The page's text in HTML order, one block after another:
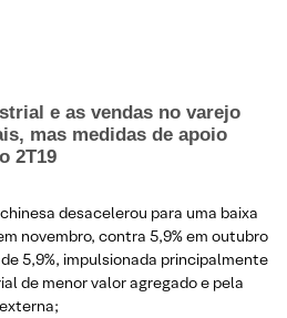
e as vendas no varejo
mas medidas de apoio
2T19
desacelerou para uma baixa
novembro, contra 5,9% em outubro
5,9%, impulsionada principalmente
de menor valor agregado e pela